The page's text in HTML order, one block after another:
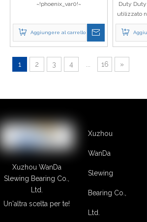
~!phoenix_var0!~
Aggiungere al carrello
Duty
utilizzato
1 2 3 4 16 »
Xuzhou WanDa
Slewing Bearing Co.,
Ltd.
Un'altra scelta per te!
Xuzhou
WanDa
Slewing
Bearing Co.,
Ltd.